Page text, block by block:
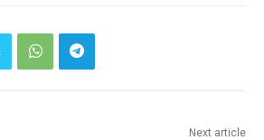
Next article